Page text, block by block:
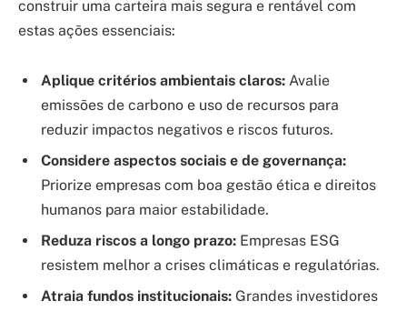
construir uma carteira mais segura e rentável com
estas ações essenciais:
Aplique critérios ambientais claros: Avalie
emissões de carbono e uso de recursos para
reduzir impactos negativos e riscos futuros.
Considere aspectos sociais e de governança:
Priorize empresas com boa gestão ética e direitos
humanos para maior estabilidade.
Reduza riscos a longo prazo: Empresas ESG
resistem melhor a crises climáticas e regulatórias.
Atraia fundos institucionais: Grandes investidores